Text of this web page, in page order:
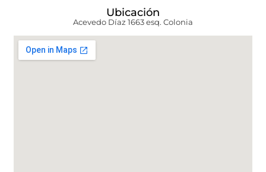
Ubicación
Acevedo Díaz 1663 esq. Colonia